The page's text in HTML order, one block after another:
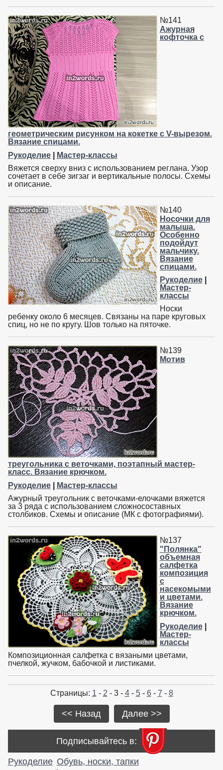
№141
Ажурная
кофточка с
геометрическим рисунком на кокетке с V-вырезом.
Вязание спицами.
Рукоделие|
Мастер-классы
Вяжется сверху вниз с использованием реглана. Узор
сочетает в себе зигзаг и вертикальные полосы. Схемы
и описание.
№140
Носочки для
малыша.
Особенно
подойдут
мальчику.
Вязание
спицами.
Рукоделие|
Мастер-
классы
Носки
ребенку около 6 месяцев. Связаны на паре круговых
спиц, но не по кругу. Шов только на пяточке.
№139
Мотив
треугольника с веточками, поэтапный мастер-
класс. Вязание крючком.
Рукоделие|
Мастер-классы
Ажурный треугольник с веточками-елочками вяжется
за 3 ряда с использованием сложносоставных
столбиков. Схемы и описание (МК с фотографиями).
№137
"Полянка"
объемная
салфетка
композиция
с
насекомыми
и цветами.
Вязание
крючком.
Рукоделие|
Мастер-
классы
Композиционная салфетка с вязаными цветами,
пчелкой, жучком, бабочкой и листиками.
Страницы: 1 - 2 - 3 - 4- 5- 6- 7 - 8
<< Назад Далее >>
Подписывайтесь в:
Рукоделие Обувь, носки, тапки